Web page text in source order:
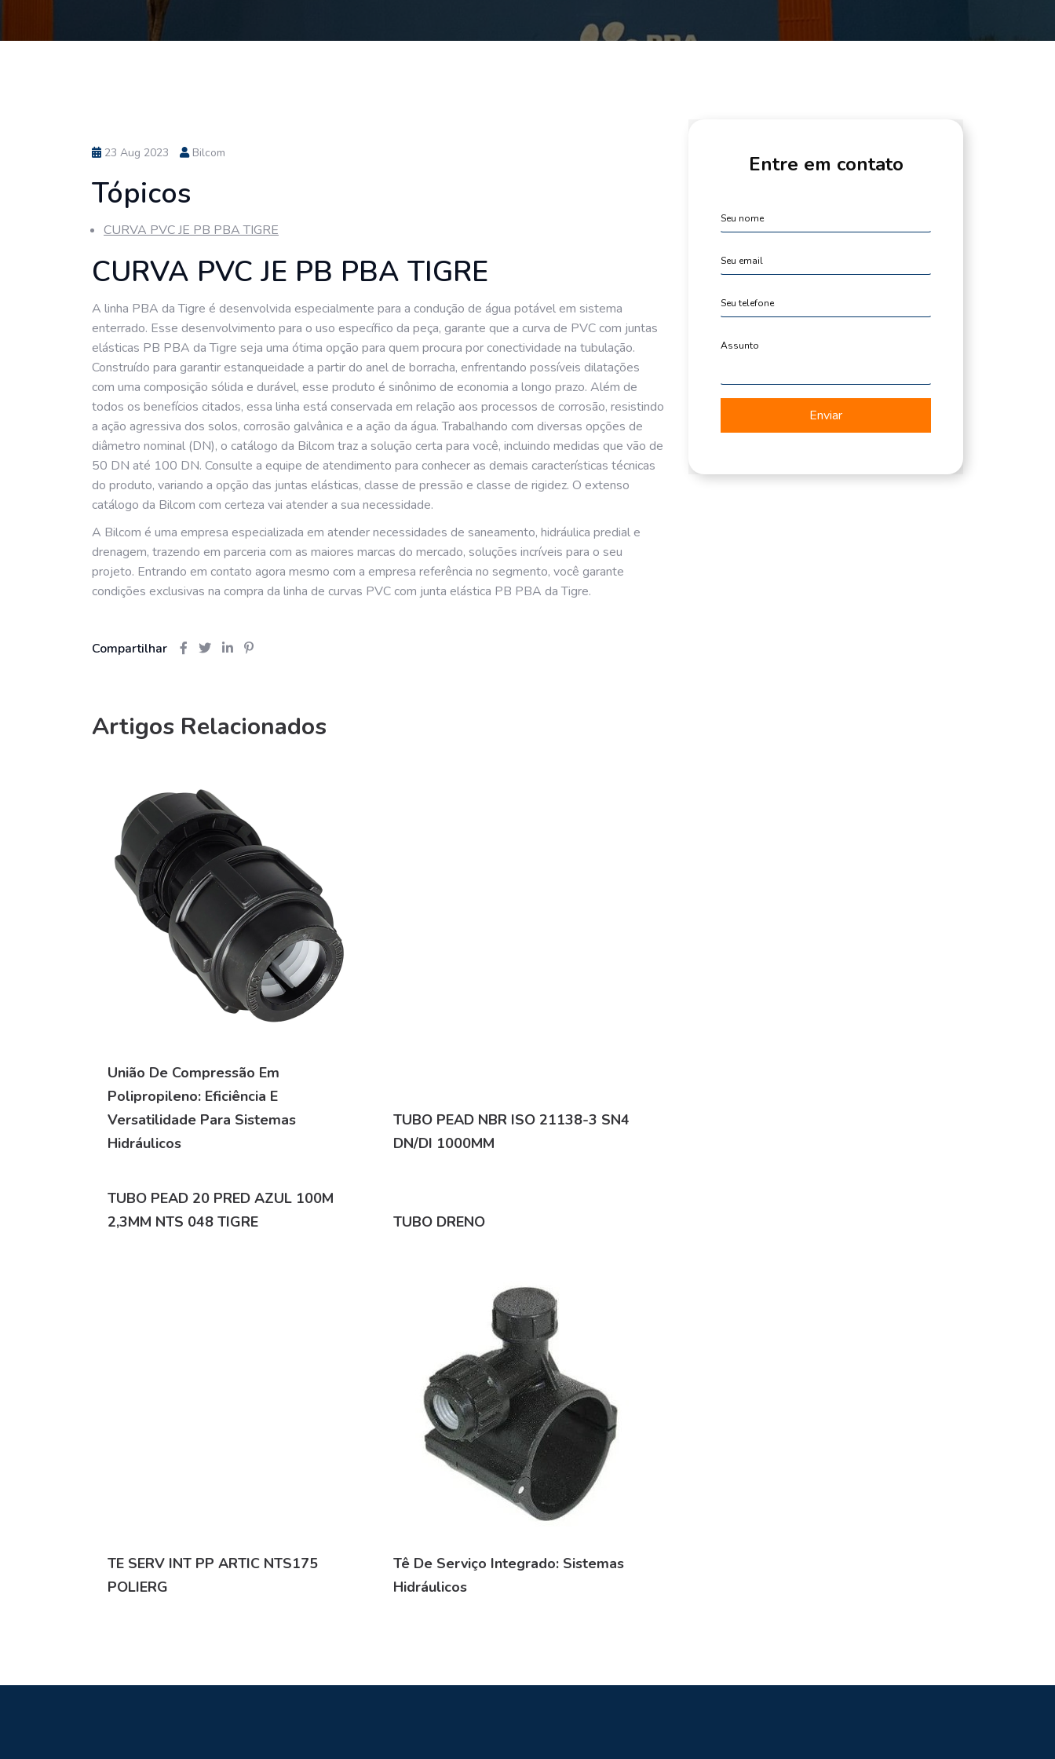
23 Aug 2023 Bilcom
Tópicos
CURVA PVC JE PB PBA TIGRE
CURVA PVC JE PB PBA TIGRE
A linha PBA da Tigre é desenvolvida especialmente para a condução de água potável em sistema
enterrado. Esse desenvolvimento para o uso específico da peça, garante que a curva de PVC com juntas
elásticas PB PBA da Tigre seja uma ótima opção para quem procura por conectividade na tubulação.
Construído para garantir estanqueidade a partir do anel de borracha, enfrentando possíveis dilatações
com uma composição sólida e durável, esse produto é sinônimo de economia a longo prazo. Além de
todos os benefícios citados, essa linha está conservada em relação aos processos de corrosão, resistindo
a ação agressiva dos solos, corrosão galvânica e a ação da água. Trabalhando com diversas opções de
diâmetro nominal (DN), o catálogo da Bilcom traz a solução certa para você, incluindo medidas que vão de
50 DN até 100 DN. Consulte a equipe de atendimento para conhecer as demais características técnicas
do produto, variando a opção das juntas elásticas, classe de pressão e classe de rigidez. O extenso
catálogo da Bilcom com certeza vai atender a sua necessidade.
A Bilcom é uma empresa especializada em atender necessidades de saneamento, hidráulica predial e
drenagem, trazendo em parceria com as maiores marcas do mercado, soluções incríveis para o seu
projeto. Entrando em contato agora mesmo com a empresa referência no segmento, você garante
condições exclusivas na compra da linha de curvas PVC com junta elástica PB PBA da Tigre.
Compartilhar
Artigos Relacionados
União De Compressão Em
Polipropileno: Eficiência E
Versatilidade Para Sistemas
Hidráulicos
TUBO PEAD NBR ISO 21138-3 SN4
DN/DI 1000MM
TUBO PEAD 20 PRED AZUL 100M
2,3MM NTS 048 TIGRE
TUBO DRENO
TE SERV INT PP ARTIC NTS175
POLIERG
Tê De Serviço Integrado: Sistemas
Hidráulicos
Entre em contato
Enviar